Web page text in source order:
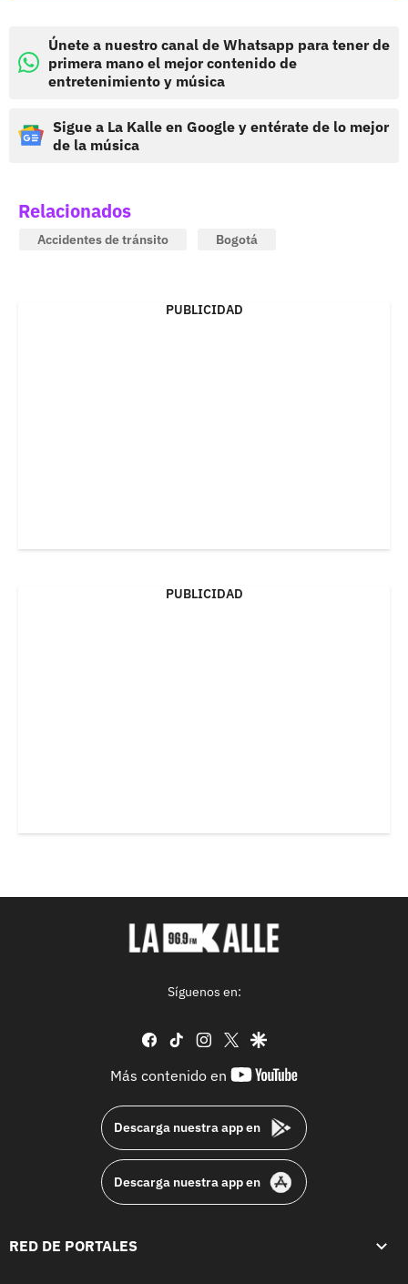
Únete a nuestro canal de Whatsapp para tener de
primera mano el mejor contenido de
entretenimiento y música
Sigue a La Kalle en Google y entérate de lo mejor
de la música
Relacionados
Accidentes de tránsito Bogotá
PUBLICIDAD
PUBLICIDAD
Síguenos en:
facebook
tiktok instagram
twittergoogle
Más contenido en
youtube-
Descarga nuestra app en
Descarga nuestra app en
RED DE PORTALES